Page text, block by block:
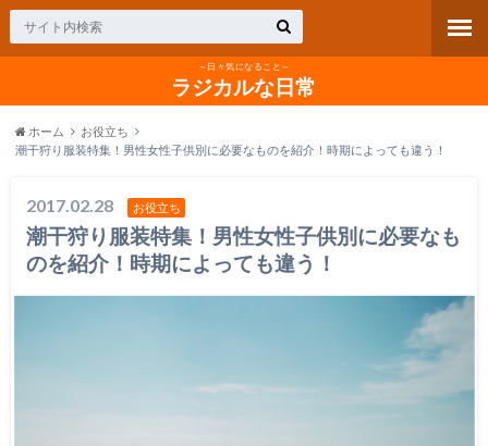
～日々気になること～
ラジカルな日常
ホーム
お役立ち
潮干狩り服装特集！男性女性子供別に必要なものを紹介！時期によっても違う！
2017.02.28 お役立ち
潮干狩り服装特集！男性女性子供別に必要なも
のを紹介！時期によっても違う！